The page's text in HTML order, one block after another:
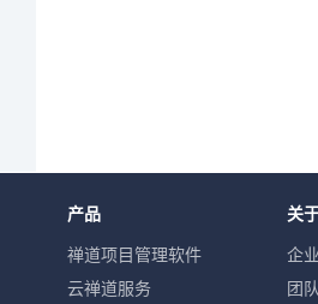
产品
禅道项目管理软件
云禅道服务
关
企
团